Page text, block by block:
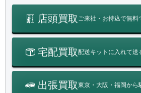
店頭買取 ご来社・お持込で無料
宅配買取配送キットに入れて送
出張買取東京・大阪・福岡から